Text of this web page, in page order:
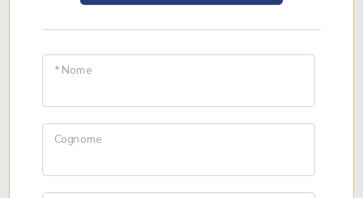
* Nome
Cognome